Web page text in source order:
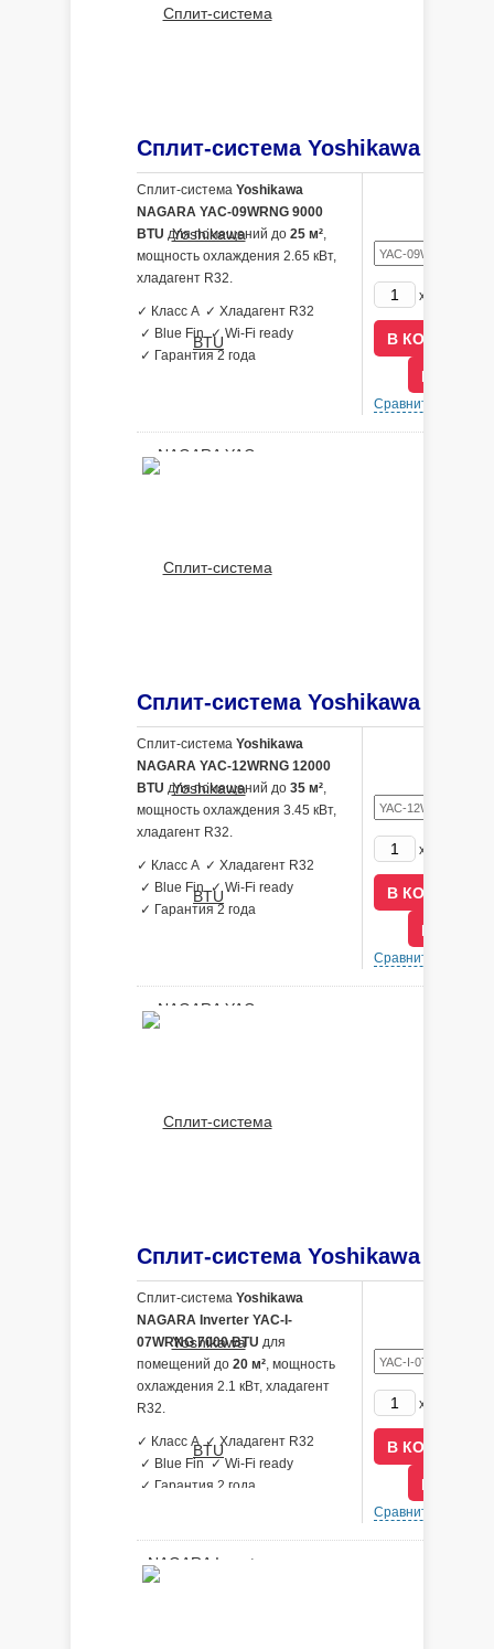
Сплит-система Yoshikawa
NAGARA YAC-09WRNG 9000
BTU для помещений до 25 м²,
мощность охлаждения 2.65 кВт,
хладагент R32.
✓ Класс A ✓ Хладагент R32
✓ Blue Fin ✓ Wi-Fi ready
✓ Гарантия 2 года
x
В
Сравнить
Сплит-система Yoshikawa
NAGARA YAC-12WRNG 12000
BTU для помещений до 35 м²,
мощность охлаждения 3.45 кВт,
хладагент R32.
✓ Класс A ✓ Хладагент R32
✓ Blue Fin ✓ Wi-Fi ready
✓ Гарантия 2 года
x
В
Сравнить
Сплит-система Yoshikawa
NAGARA Inverter YAC-I-
07WRNG 7000 BTU для
помещений до 20 м², мощность
охлаждения 2.1 кВт, хладагент
R32.
✓ Класс A ✓ Хладагент R32
✓ Blue Fin ✓ Wi-Fi ready
✓ Гарантия 2 года
x
В
Сравнить